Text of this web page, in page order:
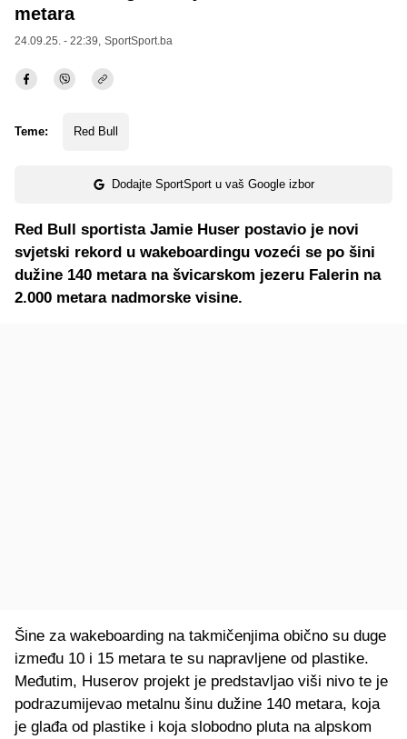
metara
24.09.25. - 22:39, SportSport.ba
Teme: Red Bull
Dodajte SportSport u vaš Google izbor
Red Bull sportista Jamie Huser postavio je novi
svjetski rekord u wakeboardingu vozeći se po šini
dužine 140 metara na švicarskom jezeru Falerin na
2.000 metara nadmorske visine.
Šine za wakeboarding na takmičenjima obično su duge
između 10 i 15 metara te su napravljene od plastike.
Međutim, Huserov projekt je predstavljao viši nivo te je
podrazumijevao metalnu šinu dužine 140 metara, koja
je glađa od plastike i koja slobodno pluta na alpskom